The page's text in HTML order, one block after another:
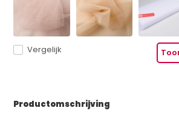
Vergelijk
Productomschrijving